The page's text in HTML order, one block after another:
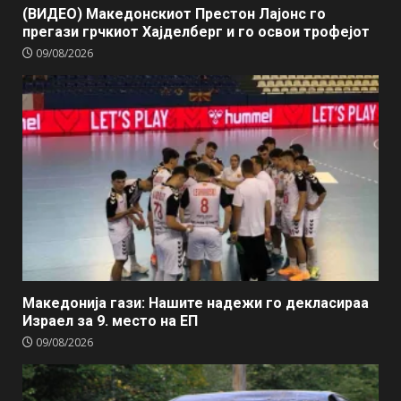
(ВИДЕО) Македонскиот Престон Лајонс го
прегази грчкиот Хајделберг и го освои трофејот
09/08/2026
Македонија гази: Нашите надежи го декласираа
Израел за 9. место на ЕП
09/08/2026